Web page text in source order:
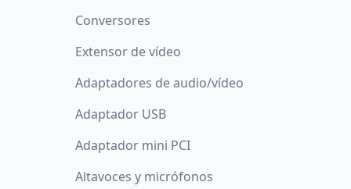
Conversores
Extensor de vídeo
Adaptadores de audio/vídeo
Adaptador USB
Adaptador mini PCI
Altavoces y micrófonos